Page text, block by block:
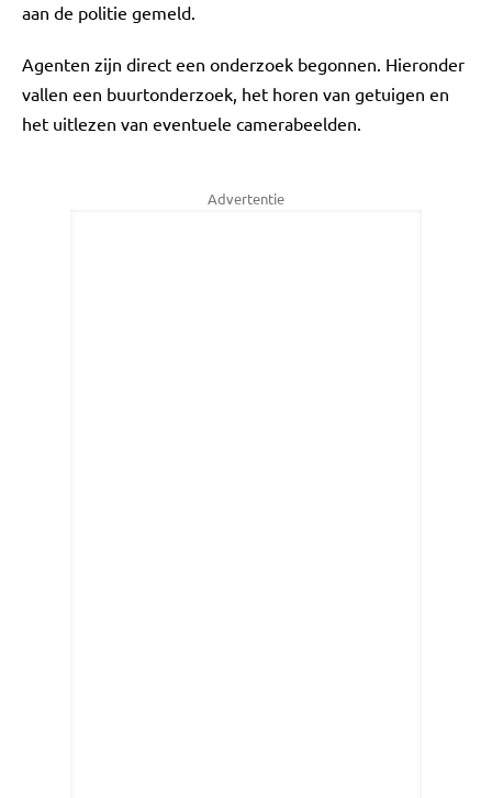
aan de politie gemeld.
Agenten zijn direct een onderzoek begonnen. Hieronder
vallen een buurtonderzoek, het horen van getuigen en
het uitlezen van eventuele camerabeelden.
Advertentie